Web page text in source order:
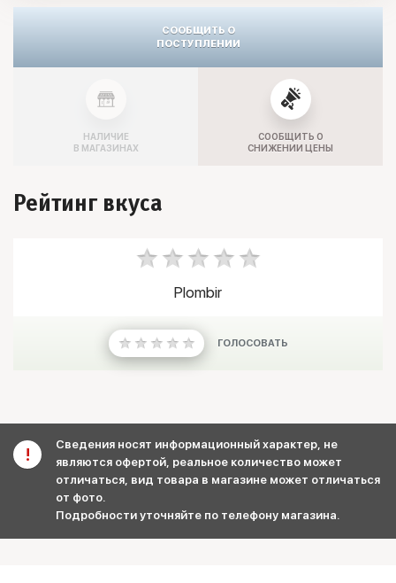
СООБЩИТЬ О
ПОСТУПЛЕНИИ
НАЛИЧИЕ
В МАГАЗИНАХ
СООБЩИТЬ О
СНИЖЕНИИ ЦЕНЫ
Рейтинг вкуса
Plombir
ГОЛОСОВАТЬ
Сведения носят информационный характер, не
являются офертой, реальное количество может
отличаться, вид товара в магазине может отличаться
от фото.
Подробности уточняйте по телефону магазина.